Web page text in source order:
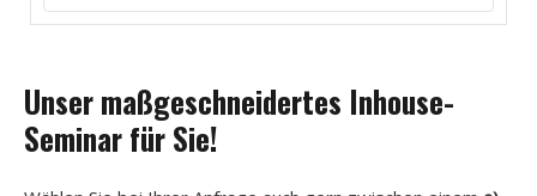
Unser maßgeschneidertes Inhouse-
Seminar für Sie!